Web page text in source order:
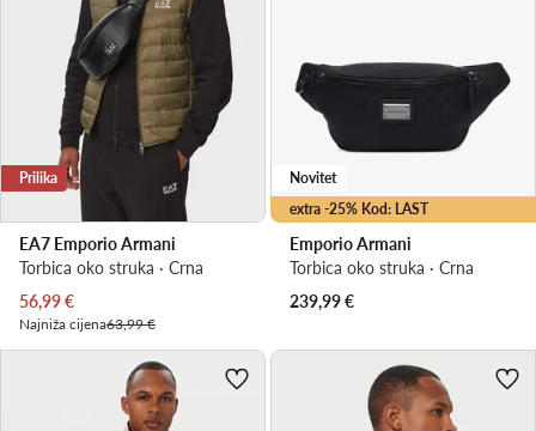
Prilika
EA7 Emporio Armani
Torbica oko struka · Crna
Trenutna cijena
56,99€
Najniža cijena63,99 €
extra -25% Kod: LAST
Novitet
Emporio Armani
Torbica oko struka · Crna
239,99€